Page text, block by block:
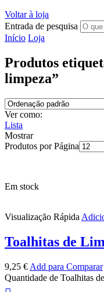
Voltar à loja
Entrada de pesquisa
Início Loja
Produtos
limpeza”
Ver como:
Lista
Mostrar
Produtos por Página
Em stock
Visualização Rápida
Toalhitas de
9,25 € Add para Comparar
Quantidade de Toalhitas